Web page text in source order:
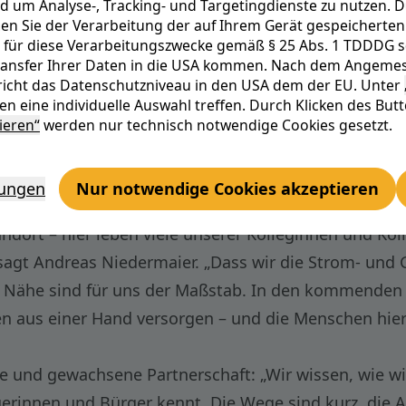
um Analyse-, Tracking- und Targetingdienste zu nutzen.
Sie der Verarbeitung der auf Ihrem Gerät
diese Verarbeitungszwecke gemäß § 25 Abs. 1 TDDDG
Ihrer Daten in die USA kommen. Nach dem
das Datenschutzniveau in den USA dem der EU. Unter
eine individuelle Auswahl treffen. Durch Klicken des
werden nur technisch notwendige Cookies gesetzt.
Nur notwendige Cookies akzeptieren
ENTEGA-Vorstand für Personal und
der e-netz Südhessen AG, hatte sich
und ist ein zentraler
kommunale Anteilseignerin der ENTEGA AG,
ist damit mittelbar an der e-netz Südhessen AG
Zuhause. Hier zeigt sich, was ENTEGA als
der Region – wirtschaftlich, kommunal und
– hier leben viele unserer Kolleginnen und
Andreas Niedermaier. „Dass wir die Strom-
sind für uns der Maßstab. In den
aus einer Hand versorgen – und die Menschen
und gewachsene Partnerschaft: „Wir wissen, wie